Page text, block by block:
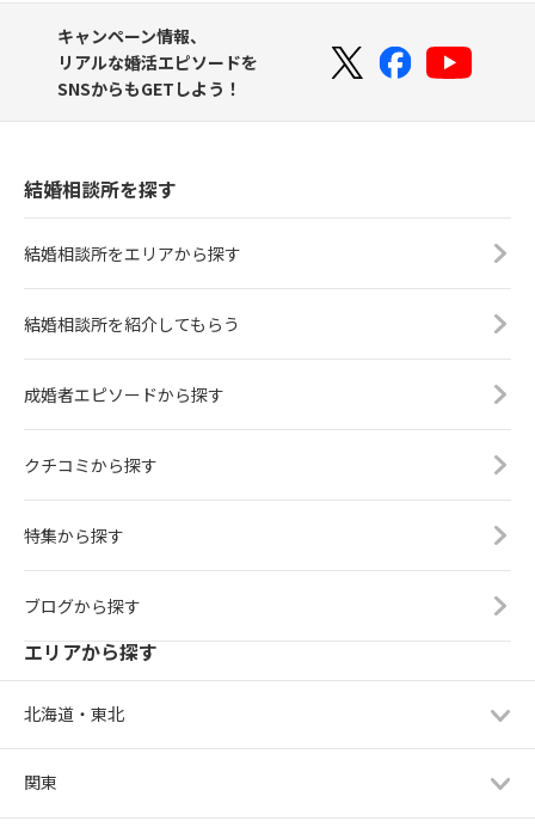
キャンペーン情報、
リアルな婚活エピソードを
SNSからもGETしよう！
結婚相談所を探す
結婚相談所をエリアから探す
結婚相談所を紹介してもらう
成婚者エピソードから探す
クチコミから探す
特集から探す
ブログから探す
エリアから探す
北海道・東北
関東